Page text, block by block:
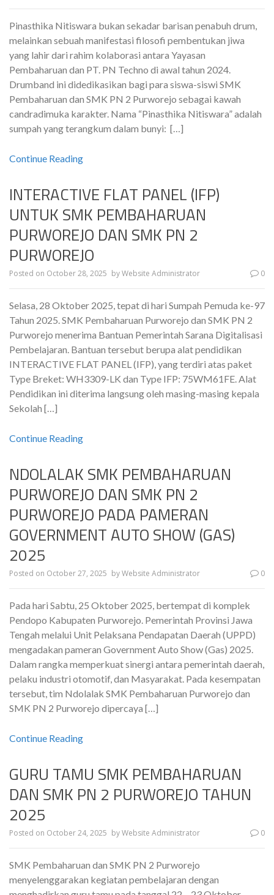
Pinasthika Nitiswara bukan sekadar barisan penabuh drum,
melainkan sebuah manifestasi filosofi pembentukan jiwa
yang lahir dari rahim kolaborasi antara Yayasan
Pembaharuan dan PT. PN Techno di awal tahun 2024.
Drumband ini didedikasikan bagi para siswa-siswi SMK
Pembaharuan dan SMK PN 2 Purworejo sebagai kawah
candradimuka karakter. Nama “Pinasthika Nitiswara” adalah
sumpah yang terangkum dalam bunyi: […]
Continue Reading
INTERACTIVE FLAT PANEL (IFP)
UNTUK SMK PEMBAHARUAN
PURWOREJO DAN SMK PN 2
PURWOREJO
Posted on October 28, 2025 byWebsite Administrator 0
Selasa, 28 Oktober 2025, tepat di hari Sumpah Pemuda ke-97
Tahun 2025. SMK Pembaharuan Purworejo dan SMK PN 2
Purworejo menerima Bantuan Pemerintah Sarana Digitalisasi
Pembelajaran. Bantuan tersebut berupa alat pendidikan
INTERACTIVE FLAT PANEL (IFP), yang terdiri atas paket
Type Breket: WH3309-LK dan Type IFP: 75WM61FE. Alat
Pendidikan ini diterima langsung oleh masing-masing kepala
Sekolah […]
Continue Reading
NDOLALAK SMK PEMBAHARUAN
PURWOREJO DAN SMK PN 2
PURWOREJO PADA PAMERAN
GOVERNMENT AUTO SHOW (GAS)
2025
Posted on October 27, 2025 byWebsite Administrator 0
Pada hari Sabtu, 25 Oktober 2025, bertempat di komplek
Pendopo Kabupaten Purworejo. Pemerintah Provinsi Jawa
Tengah melalui Unit Pelaksana Pendapatan Daerah (UPPD)
mengadakan pameran Government Auto Show (Gas) 2025.
Dalam rangka memperkuat sinergi antara pemerintah daerah,
pelaku industri otomotif, dan Masyarakat. Pada kesempatan
tersebut, tim Ndolalak SMK Pembaharuan Purworejo dan
SMK PN 2 Purworejo dipercaya […]
Continue Reading
GURU TAMU SMK PEMBAHARUAN
DAN SMK PN 2 PURWOREJO TAHUN
2025
Posted on October 24, 2025 byWebsite Administrator 0
SMK Pembaharuan dan SMK PN 2 Purworejo
menyelenggarakan kegiatan pembelajaran dengan